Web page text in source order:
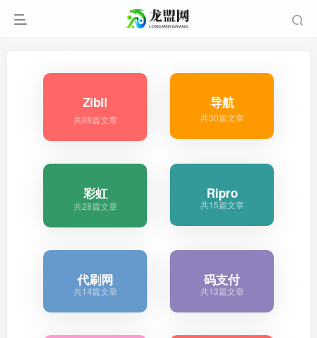
Zibll
共88篇文章
导航
共30篇文章
彩虹
共28篇文章
Ripro
共15篇文章
代刷网
共14篇文章
码支付
共13篇文章